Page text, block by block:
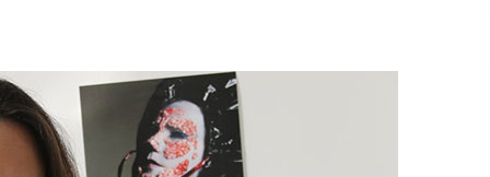
Larunbatean Plentziako Itsas
Martxa ospatuko da
2026/07/07